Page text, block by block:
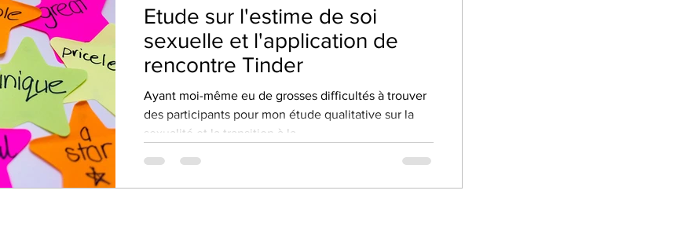
Etude sur l'estime de soi
sexuelle et l'application de
rencontre Tinder
Ayant moi-même eu de grosses difficultés à trouver
des participants pour mon étude qualitative sur la
sexualité et la transition à la...